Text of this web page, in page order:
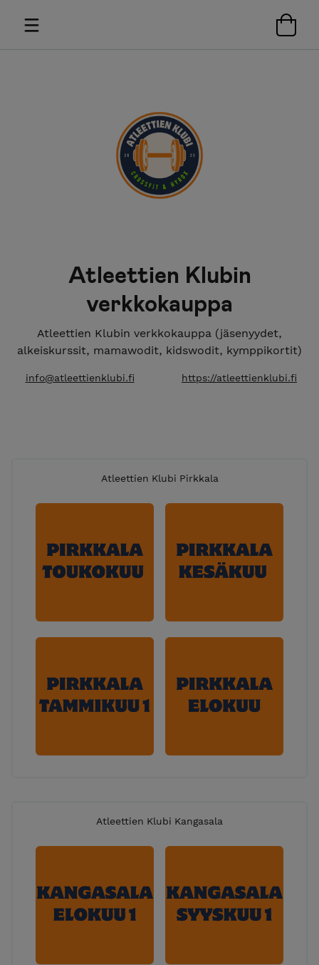
Atleettien Klubin
verkkokauppa
Atleettien Klubin verkkokauppa (jäsenyydet,
alkeiskurssit, mamawodit, kidswodit, kymppikortit)
info@atleettienklubi.fi https://atleettienklubi.fi
Atleettien Klubi Pirkkala
Atleettien Klubi Kangasala